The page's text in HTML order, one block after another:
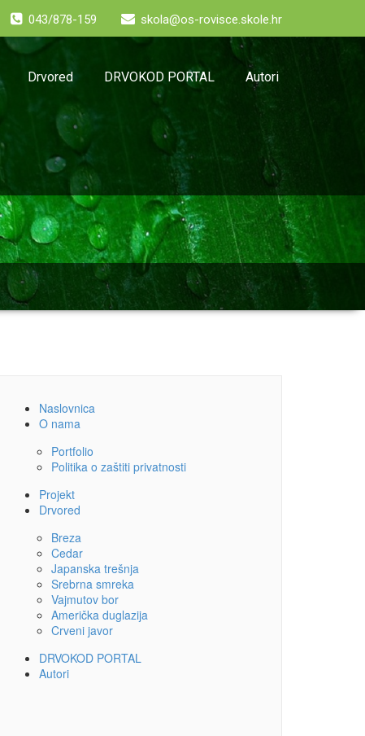
043/878-159 skola@os-rovisce.skole.hr
Drvored DRVOKOD PORTAL Autori
Naslovnica
O nama
Portfolio
Politika o zaštiti privatnosti
Projekt
Drvored
Breza
Cedar
Japanska trešnja
Srebrna smreka
Vajmutov bor
Američka duglazija
Crveni javor
DRVOKOD PORTAL
Autori